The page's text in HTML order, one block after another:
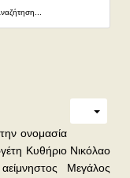
ονομασία
Κυθήριο Νικόλαο
Μεγάλος